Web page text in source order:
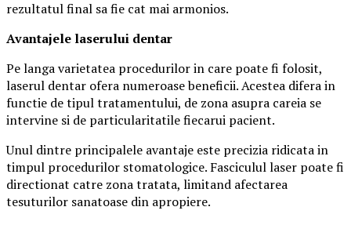
rezultatul final sa fie cat mai armonios.
Avantajele laserului dentar
Pe langa varietatea procedurilor in care poate fi folosit,
laserul dentar ofera numeroase beneficii. Acestea difera in
functie de tipul tratamentului, de zona asupra careia se
intervine si de particularitatile fiecarui pacient.
Unul dintre principalele avantaje este precizia ridicata in
timpul procedurilor stomatologice. Fasciculul laser poate fi
directionat catre zona tratata, limitand afectarea
tesuturilor sanatoase din apropiere.